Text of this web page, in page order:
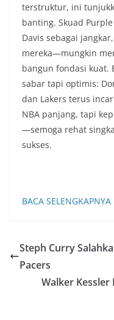
terstruktur, ini
banting. Skuad
Davis sebagai
mereka—mungkin
bangun fondasi kuat.
sabar tapi optimis:
dan Lakers terus
NBA panjang, tapi
—semoga rehat
sukses.
BACA
Steph Curry
Pacers
Walker Kessler